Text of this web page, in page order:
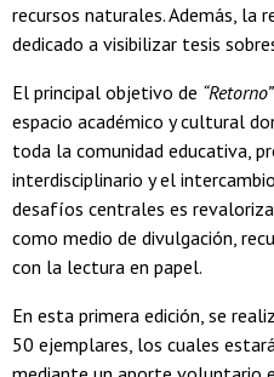
recursos naturales. Además, la
dedicado a visibilizar tesis
El principal objetivo de “Retorno”
espacio académico y cultural
toda la comunidad educativa,
interdisciplinario y el
desafíos centrales es
como medio de divulgación,
con la lectura en papel.
En esta primera edición, se
50 ejemplares, los cuales